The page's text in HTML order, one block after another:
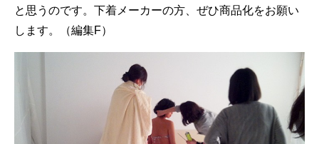
と思うのです。下着メーカーの方、ぜひ商品化をお願い
します。（編集F）